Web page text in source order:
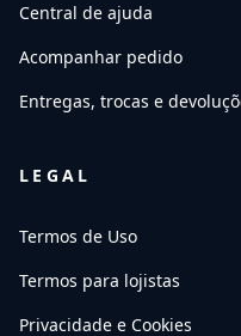
Central de ajuda
Acompanhar pedido
Entregas, trocas e
LEGAL
Termos de Uso
Termos para lojistas
Privacidade e Cookies